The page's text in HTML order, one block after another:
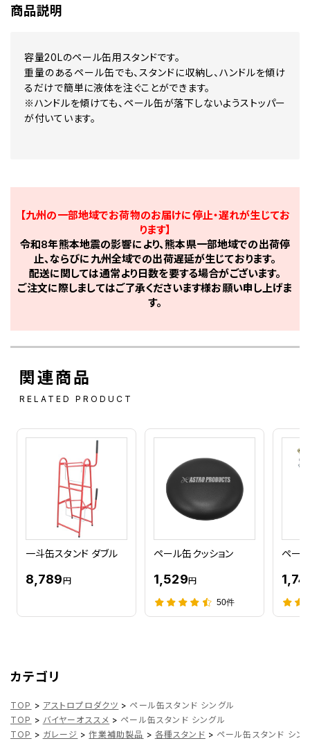
商品説明
容量20Lのペール缶用スタンドです。
重量のあるペール缶でも、スタンドに収納し、ハンドルを傾け
るだけで簡単に液体を注ぐことができます。
※ハンドルを傾けても、ペール缶が落下しないようストッパー
が付いています。
【九州の一部地域でお荷物のお届けに停止・遅れが生じてお
ります】
令和8年熊本地震の影響により、熊本県一部地域での出荷停
止、ならびに九州全域での出荷遅延が生じております。
配送に関しては通常より日数を要する場合がございます。
ご注文に際しましてはご了承くださいます様お願い申し上げま
す。
関連商品
RELATED PRODUCT
一斗缶スタンド ダブル
8,789円
ペール缶クッション
1,529円
50件
ペー
カテゴリ
TOP > アストロプロダクツ > ペール缶スタンド シングル
TOP > バイヤーオススメ > ペール缶スタンド シングル
TOP > ガレージ > 作業補助製品 > 各種スタンド > ペール缶スタンド シン